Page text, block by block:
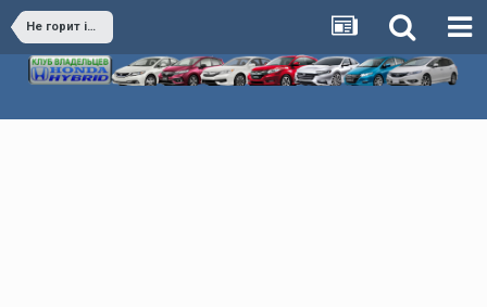
Не горит ima и чек!горит малый Аккум.